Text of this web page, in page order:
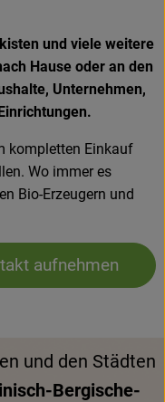
und viele weitere
Hause oder an den
Unternehmen,
kompletten Einkauf
Wo immer es
Bio-Erzeugern und
aufnehmen
und den Städten
Bergische-